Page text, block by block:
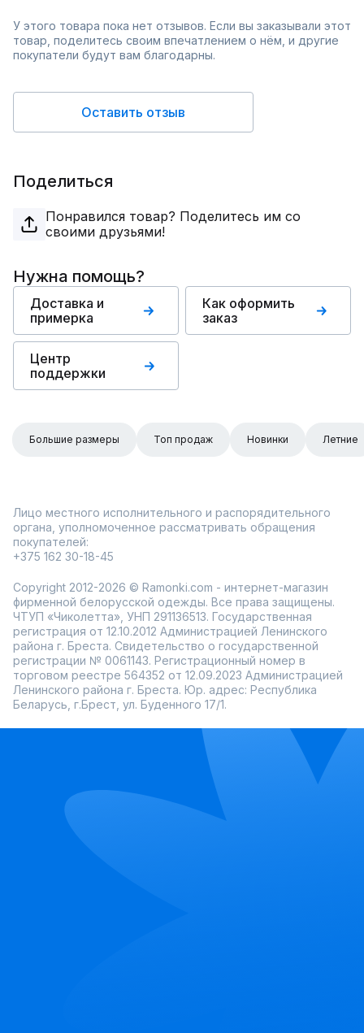
У этого товара пока нет отзывов. Если вы заказывали этот
товар, поделитесь своим впечатлением о нём, и другие
покупатели будут вам благодарны.
Оставить отзыв
Поделиться
Понравился товар? Поделитесь им со
своими друзьями!
Нужна помощь?
Доставка и
примерка
Как оформить
заказ
Центр
поддержки
Большие размеры Топ продаж Новинки Летние
Лицо местного исполнительного и распорядительного
органа, уполномоченное рассматривать обращения
покупателей:
+375 162 30-18-45
Copyright 2012-2026 © Ramonki.com - интернет-магазин
фирменной белорусской одежды. Все права защищены.
ЧТУП «Чиколетта», УНП 291136513. Государственная
регистрация от 12.10.2012 Администрацией Ленинского
района г. Бреста. Свидетельство о государственной
регистрации № 0061143. Регистрационный номер в
торговом реестре 564352 от 12.09.2023 Администрацией
Ленинского района г. Бреста. Юр. адрес: Республика
Беларусь, г.Брест, ул. Буденного 17/1.